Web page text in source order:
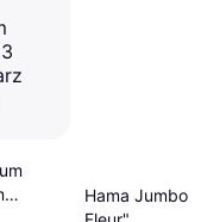
Hama Jumbo